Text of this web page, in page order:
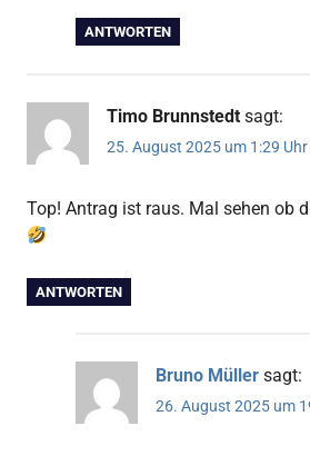
ANTWORTEN
Timo Brunnstedt sagt:
25. August 2025 um 1:29 Uhr
Top! Antrag ist raus. Mal sehen ob
ANTWORTEN
Bruno Müller sagt:
26. August 2025 um